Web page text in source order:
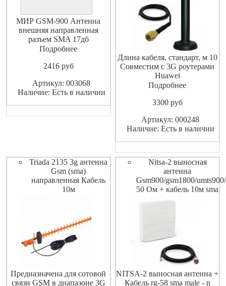
МИР GSM-900 Антенна
внешняя направленная
разъем SMA 17дб
коэффициентам усиления
Подробнее
2416pуб
Артикул: 003068
Наличие: Есть в наличии
Длина кабеля, стандарт, м 10
Совместим с 3G роутерами
Huawei
B970b,B683,B660,E961 и
разъемом SMA
Подробнее
3300pуб
Артикул: 000248
Наличие: Есть в наличии
Triada 2135 3g антенна
Gsm (sma)
направленная Кабель
10м
Предназначена для сотовой
связи GSM в диапазоне 3G
Nitsa-2 выносная
антенна
Gsm900/gsm1800/
50 Ом + кабель 10м sma
NITSA-2 выносная антенна +
Кабель rg-58 sma male - n